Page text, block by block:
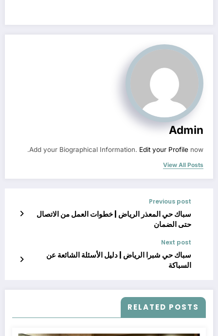
Admin
Add your Biographical Information. Edit your Profile now.
View All Posts
Previous post
سباك حي المعذر الرياض | خطوات العمل من الاتصال
حتى الضمان
Next post
سباك حي شبرا الرياض | دليل الأسئلة الشائعة عن
السباكة
RELATED POSTS